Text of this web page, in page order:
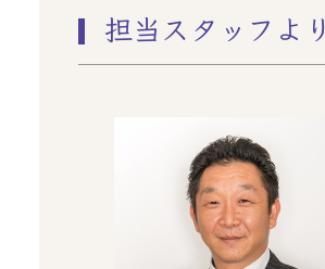
担当スタッフより